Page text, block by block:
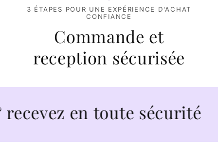
3 ÉTAPES POUR UNE EXPÉRIENCE D'ACHAT
CONFIANCE
Commande et
reception sécurisée
en toute sécurité